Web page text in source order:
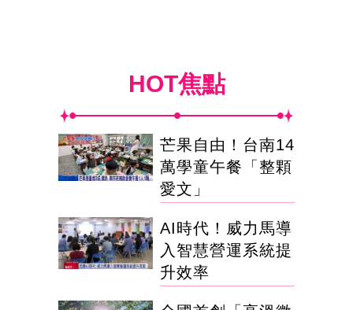
HOT焦點
芒果自由！台南14
萬學童午餐「整顆
愛文」
AI時代！威力馬導
入智慧營運系統提
升效率